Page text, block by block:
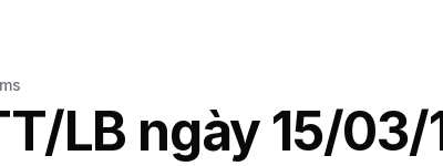
LB ngày 15/